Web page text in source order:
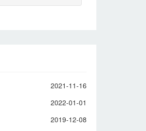
2021-11-16
2022-01-01
2019-12-08